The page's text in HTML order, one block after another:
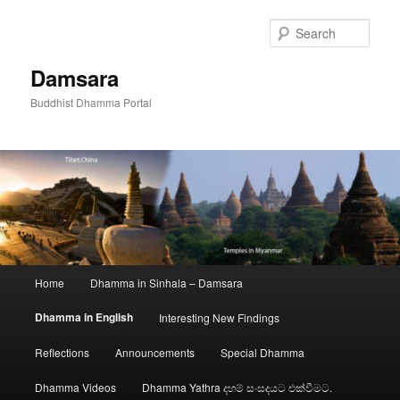
Damsara
Buddhist Dhamma Portal
Home Dhamma in Sinhala – Damsara
Dhamma in English Interesting New Findings
Reflections Announcements Special Dhamma
Dhamma Videos Dhamma Yathra දහම් සංසදයට එක්වීමට.